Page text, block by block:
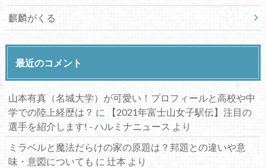
麒麟がくる
最近のコメント
山本有真（名城大学）が可愛い！プロフィールと高校や中
学での陸上経歴は？ に
【2021年富士山女子駅伝】注目の
選手を紹介します! - ハルミナニュース より
ミラベルと魔法だらけの家の原題は？邦題との違いや意
味・意図についても に 辻本 より